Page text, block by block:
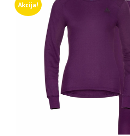
Akcija!